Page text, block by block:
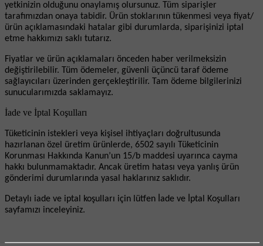
yetkinizin olduğunu onaylamış olursunuz. Tüm siparişler
tarafımızdan onaya tabidir. Ürün stoklarının tükenmesi veya fiyat/
ürün açıklamasındaki hatalar gibi durumlarda, siparişinizi iptal
etme hakkımızı saklı tutarız.
Fiyatlar ve ürün açıklamaları önceden haber verilmeksizin
değiştirilebilir. Tüm ödemeler, güvenli üçüncü taraf ödeme
sağlayıcıları üzerinden gerçekleştirilir. Tam ödeme bilgilerinizi
sunucularımızda saklamayız.
İade ve İptal Koşulları
Tüketicinin istekleri veya kişisel ihtiyaçları doğrultusunda
hazırlanan özel üretim ürünlerde, 6502 sayılı Tüketicinin
Korunması Hakkında Kanun’un 15/b maddesi uyarınca cayma
hakkı bulunmamaktadır. Ancak üretim hatası veya yanlış ürün
gönderimi durumlarında yasal haklarınız saklıdır.
Detaylı iade ve iptal koşulları için lütfen İade ve İptal Koşulları
sayfamızı inceleyiniz.